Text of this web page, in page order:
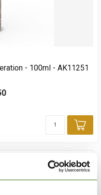
- 100ml - AK11251